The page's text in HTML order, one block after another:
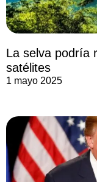
La selva podría
satélites
1 mayo 2025